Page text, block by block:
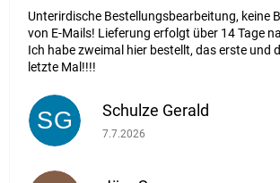
Unterirdische Bestellungsbearbeitung, keine
von E-Mails! Lieferung erfolgt über 14 Tage
Ich habe zweimal hier bestellt, das erste und
letzte Mal!!!!
SG Schulze Gerald
Die Shop-Bewertung beträgt 5
7.7.2026